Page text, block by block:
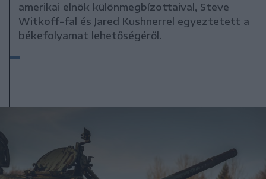
amerikai elnök különmegbízottaival, Steve
Witkoff-fal és Jared Kushnerrel egyeztetett a
békefolyamat lehetőségéről.